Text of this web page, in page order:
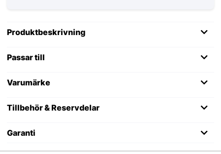
Produktbeskrivning
Passar till
Varumärke
Tillbehör & Reservdelar
Garanti